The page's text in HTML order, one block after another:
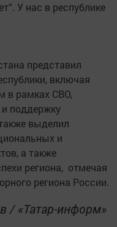
У нас в республике
представил
включая
в рамках СВО,
поддержку
выделил
и
а также
региона, отмечая
региона России.
/ «Татар-информ»